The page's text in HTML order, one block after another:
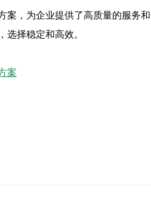
，为企业提供了高质量的服
择稳定和高效。
案